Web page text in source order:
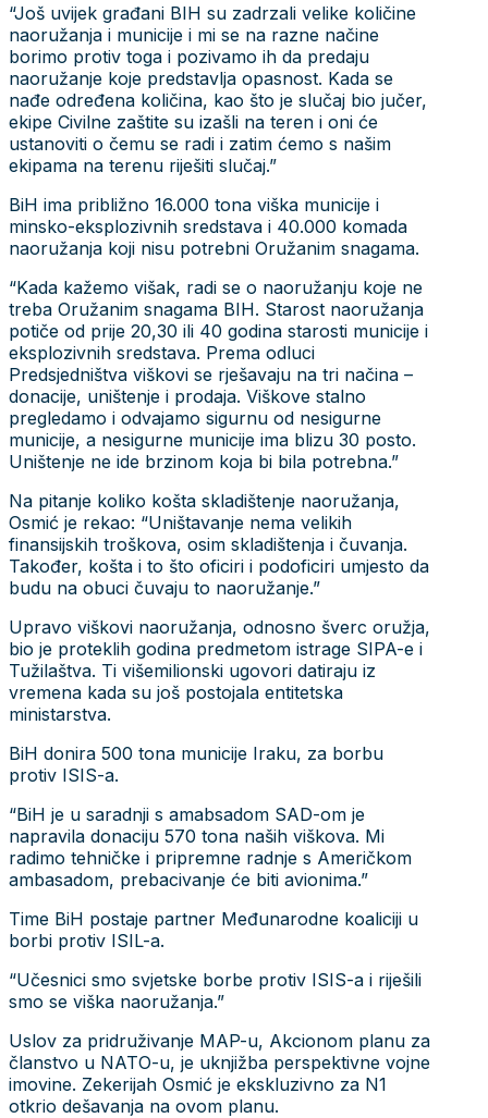
“Još uvijek građani BIH su zadrzali velike količine
naoružanja i municije i mi se na razne načine
borimo protiv toga i pozivamo ih da predaju
naoružanje koje predstavlja opasnost. Kada se
nađe određena količina, kao što je slučaj bio jučer,
ekipe Civilne zaštite su izašli na teren i oni će
ustanoviti o čemu se radi i zatim ćemo s našim
ekipama na terenu riješiti slučaj.”
BiH ima približno 16.000 tona viška municije i
minsko-eksplozivnih sredstava i 40.000 komada
naoružanja koji nisu potrebni Oružanim snagama.
“Kada kažemo višak, radi se o naoružanju koje ne
treba Oružanim snagama BIH. Starost naoružanja
potiče od prije 20,30 ili 40 godina starosti municije i
eksplozivnih sredstava. Prema odluci
Predsjedništva viškovi se rješavaju na tri načina –
donacije, uništenje i prodaja. Viškove stalno
pregledamo i odvajamo sigurnu od nesigurne
municije, a nesigurne municije ima blizu 30 posto.
Uništenje ne ide brzinom koja bi bila potrebna.”
Na pitanje koliko košta skladištenje naoružanja,
Osmić je rekao: “Uništavanje nema velikih
finansijskih troškova, osim skladištenja i čuvanja.
Također, košta i to što oficiri i podoficiri umjesto da
budu na obuci čuvaju to naoružanje.”
Upravo viškovi naoružanja, odnosno šverc oružja,
bio je proteklih godina predmetom istrage SIPA-e i
Tužilaštva. Ti višemilionski ugovori datiraju iz
vremena kada su još postojala entitetska
ministarstva.
BiH donira 500 tona municije Iraku, za borbu
protiv ISIS-a.
“BiH je u saradnji s amabsadom SAD-om je
napravila donaciju 570 tona naših viškova. Mi
radimo tehničke i pripremne radnje s Američkom
ambasadom, prebacivanje će biti avionima.”
Time BiH postaje partner Međunarodne koaliciji u
borbi protiv ISIL-a.
“Učesnici smo svjetske borbe protiv ISIS-a i riješili
smo se viška naoružanja.”
Uslov za pridruživanje MAP-u, Akcionom planu za
članstvo u NATO-u, je uknjižba perspektivne vojne
imovine. Zekerijah Osmić je ekskluzivno za N1
otkrio dešavanja na ovom planu.